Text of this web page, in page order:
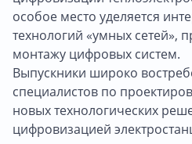
особое место уделяется
технологий «умных сетей»,
монтажу цифровых систем.
Выпускники широко
специалистов по
новых технологических
цифровизацией